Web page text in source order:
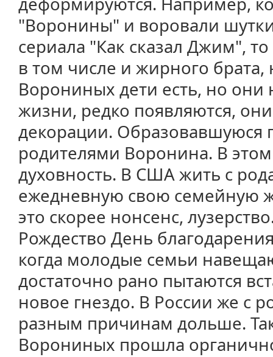
"Воронины" и воровали
сериала "Как сказал Джим",
в том числе и жирного брата,
Ворониных дети есть, но они
жизни, редко появляются,
декорации. Образовавшуюся
родителями Воронина. В этом
духовность. В США жить с
ежедневную свою семейную
это скорее нонсенс,
Рождество День
когда молодые семьи
достаточно рано пытаются
новое гнездо. В России же с
разным причинам дольше.
Ворониных прошла